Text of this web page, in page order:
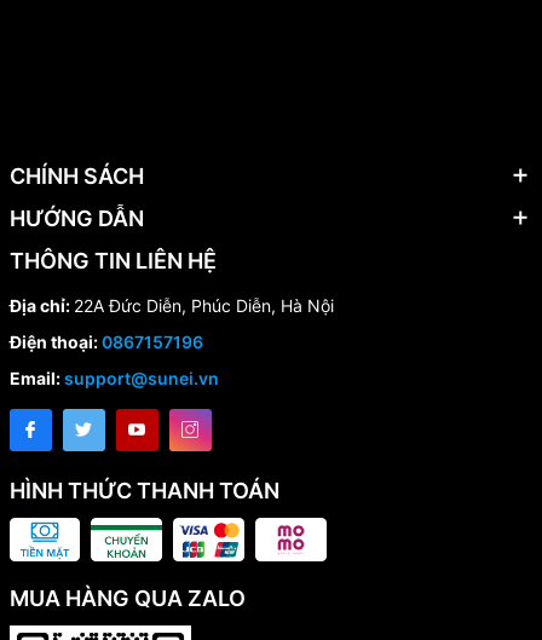
CHÍNH SÁCH
HƯỚNG DẪN
THÔNG TIN LIÊN HỆ
Địa chỉ: 22A Đức Diễn, Phúc Diễn, Hà Nội
Điện thoại:0867157196
Email:support@sunei.vn
HÌNH THỨC THANH TOÁN
MUA HÀNG QUA ZALO